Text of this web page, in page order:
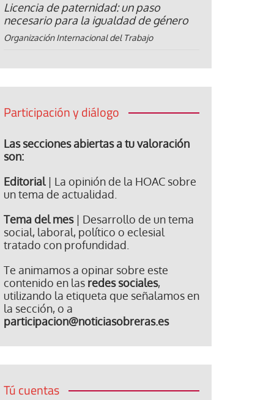
Licencia de paternidad: un paso
necesario para la igualdad de género
Organización Internacional del Trabajo
Participación y diálogo
Las secciones abiertas a tu valoración
son:
Editorial| La opinión de la HOAC sobre
un tema de actualidad.
Tema del mes| Desarrollo de un tema
social, laboral, político o eclesial
tratado con profundidad.
Te animamos a opinar sobre este
contenido en las redes sociales,
utilizando la etiqueta que señalamos en
la sección, o a
participacion@noticiasobreras.es
Tú cuentas